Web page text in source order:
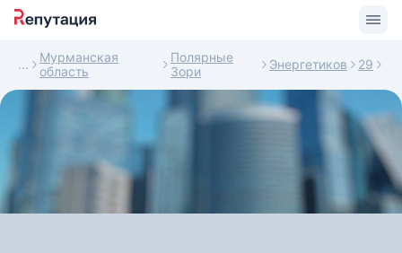
Мурманская
область
Полярные
Зори
Энергетиков 29